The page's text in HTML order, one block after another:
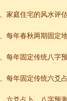
家庭住宅的风水评
每年春秋两期固定
每年固定传统八字
每年固定传统六爻